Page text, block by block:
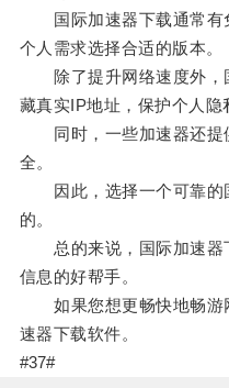
国际加速器下载通常有
个人需求选择合适的版本。
除了提升网络速度外，
藏真实IP地址，保护个人隐
同时，一些加速器还提
全。
因此，选择一个可靠的
的。
总的来说，国际加速器
信息的好帮手。
如果您想更畅快地畅游
速器下载软件。
#37#